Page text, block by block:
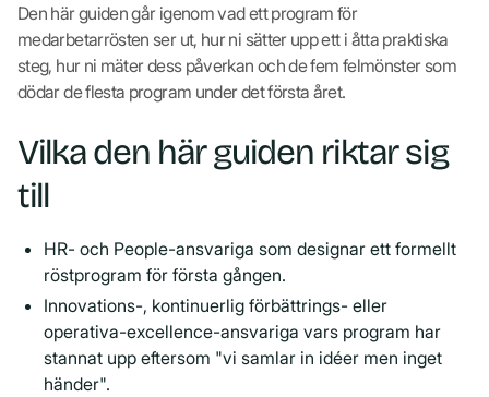
Den här guiden går igenom vad ett program för
medarbetarrösten ser ut, hur ni sätter upp ett i åtta praktiska
steg, hur ni mäter dess påverkan och de fem felmönster som
dödar de flesta program under det första året.
Vilka den här guiden riktar sig
till
HR- och People-ansvariga som designar ett formellt
röstprogram för första gången.
Innovations-, kontinuerlig förbättrings- eller
operativa-excellence-ansvariga vars program har
stannat upp eftersom "vi samlar in idéer men inget
händer".